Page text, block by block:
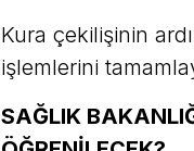
Kura çekilişinin
işlemlerini
SAĞLIK